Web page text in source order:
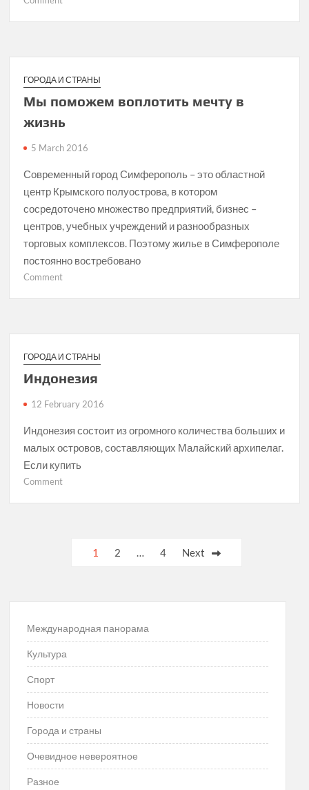
ГОРОДА И СТРАНЫ
Мы поможем воплотить мечту в
жизнь
5 March 2016
Современный город Симферополь – это областной
центр Крымского полуострова, в котором
сосредоточено множество предприятий, бизнес –
центров, учебных учреждений и разнообразных
торговых комплексов. Поэтому жилье в Симферополе
постоянно востребовано
Commenton
мечту
в
жизнь
ГОРОДА И СТРАНЫ
Индонезия
12 February 2016
Индонезия состоит из огромного количества больших и
малых островов, составляющих Малайский архипелаг.
Если купить
Commenton
1 2 4 Next
Международная панорама
Культура
Спорт
Новости
Города и страны
Очевидное невероятное
Разное